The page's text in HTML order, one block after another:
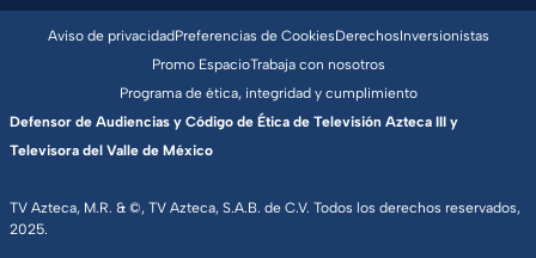
TV Azteca, M.R. & ©, TV Azteca, S.A.B. de C.V. Todos los derechos reservados,
2025.
Aviso de privacidadPreferencias de CookiesDerechosInversionistas
Promo EspacioTrabaja con nosotros
Programa de ética, integridad y cumplimiento
Defensor de Audiencias y Código de Ética de Televisión Azteca III y
Televisora del Valle de México